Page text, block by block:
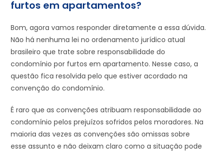
furtos em apartamentos?
Bom, agora vamos responder diretamente a essa dúvida.
Não há nenhuma lei no ordenamento jurídico atual
brasileiro que trate sobre responsabilidade do
condomínio por furtos em apartamento. Nesse caso, a
questão fica resolvida pelo que estiver acordado na
convenção do condomínio.
É raro que as convenções atribuam responsabilidade ao
condomínio pelos prejuízos sofridos pelos moradores. Na
maioria das vezes as convenções são omissas sobre
esse assunto e não deixam claro como a situação pode